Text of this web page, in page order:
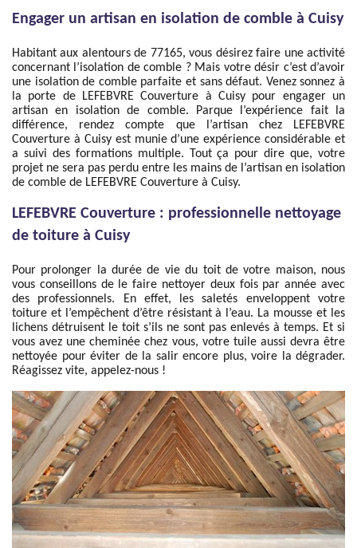
Engager un artisan en isolation de comble à Cuisy
Habitant aux alentours de 77165, vous désirez faire une activité
concernant l’isolation de comble ? Mais votre désir c’est d’avoir
une isolation de comble parfaite et sans défaut. Venez sonnez à
la porte de LEFEBVRE Couverture à Cuisy pour engager un
artisan en isolation de comble. Parque l’expérience fait la
différence, rendez compte que l’artisan chez LEFEBVRE
Couverture à Cuisy est munie d’une expérience considérable et
a suivi des formations multiple. Tout ça pour dire que, votre
projet ne sera pas perdu entre les mains de l’artisan en isolation
de comble de LEFEBVRE Couverture à Cuisy.
LEFEBVRE Couverture : professionnelle nettoyage
de toiture à Cuisy
Pour prolonger la durée de vie du toit de votre maison, nous
vous conseillons de le faire nettoyer deux fois par année avec
des professionnels. En effet, les saletés enveloppent votre
toiture et l’empêchent d’être résistant à l’eau. La mousse et les
lichens détruisent le toit s’ils ne sont pas enlevés à temps. Et si
vous avez une cheminée chez vous, votre tuile aussi devra être
nettoyée pour éviter de la salir encore plus, voire la dégrader.
Réagissez vite, appelez-nous !